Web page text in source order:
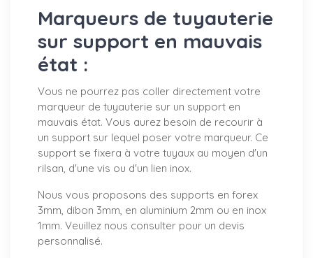
Marqueurs de tuyauterie
sur support en mauvais
état :
Vous ne pourrez pas coller directement votre
marqueur de tuyauterie sur un support en
mauvais état. Vous aurez besoin de recourir à
un support sur lequel poser votre marqueur. Ce
support se fixera à votre tuyaux au moyen d'un
rilsan, d'une vis ou d'un lien inox.
Nous vous proposons des supports en forex
3mm, dibon 3mm, en aluminium 2mm ou en inox
1mm. Veuillez nous consulter pour un devis
personnalisé.